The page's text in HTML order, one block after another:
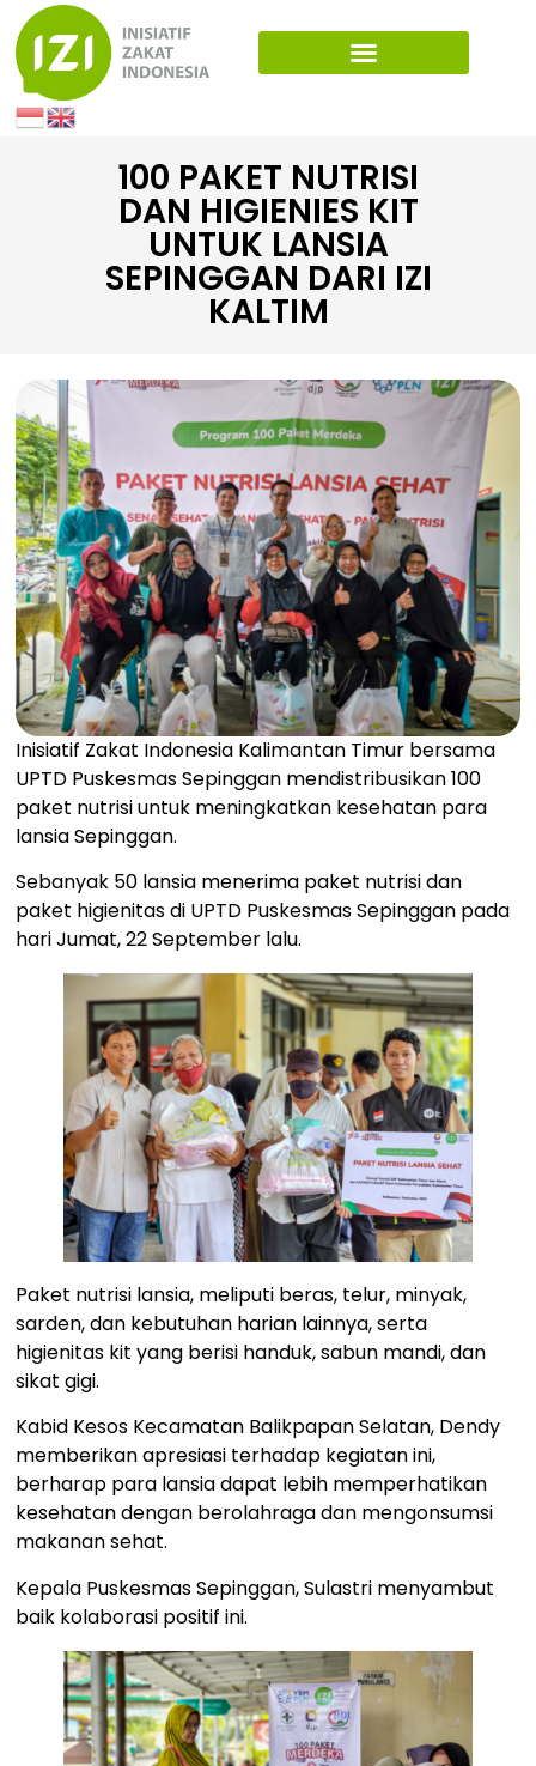
100 PAKET NUTRISI
DAN HIGIENIES KIT
UNTUK LANSIA
SEPINGGAN DARI IZI
KALTIM
Inisiatif Zakat Indonesia Kalimantan Timur bersama
UPTD Puskesmas Sepinggan mendistribusikan 100
paket nutrisi untuk meningkatkan kesehatan para
lansia Sepinggan.
Sebanyak 50 lansia menerima paket nutrisi dan
paket higienitas di UPTD Puskesmas Sepinggan pada
hari Jumat, 22 September lalu.
Paket nutrisi lansia, meliputi beras, telur, minyak,
sarden, dan kebutuhan harian lainnya, serta
higienitas kit yang berisi handuk, sabun mandi, dan
sikat gigi.
Kabid Kesos Kecamatan Balikpapan Selatan, Dendy
memberikan apresiasi terhadap kegiatan ini,
berharap para lansia dapat lebih memperhatikan
kesehatan dengan berolahraga dan mengonsumsi
makanan sehat.
Kepala Puskesmas Sepinggan, Sulastri menyambut
baik kolaborasi positif ini.